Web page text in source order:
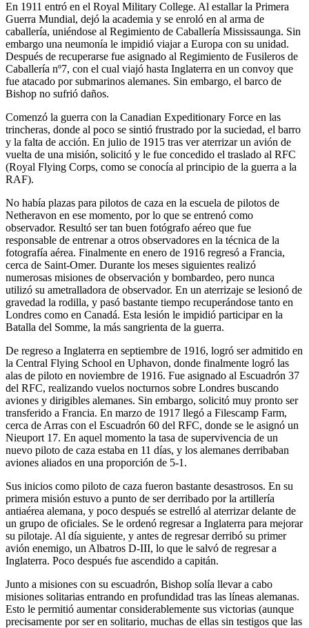
En 1911 entró en el Royal Military College. Al estallar la Primera
Guerra Mundial, dejó la academia y se enroló en al arma de
caballería, uniéndose al Regimiento de Caballería Mississaunga. Sin
embargo una neumonía le impidió viajar a Europa con su unidad.
Después de recuperarse fue asignado al Regimiento de Fusileros de
Caballería nº7, con el cual viajó hasta Inglaterra en un convoy que
fue atacado por submarinos alemanes. Sin embargo, el barco de
Bishop no sufrió daños.
Comenzó la guerra con la Canadian Expeditionary Force en las
trincheras, donde al poco se sintió frustrado por la suciedad, el barro
y la falta de acción. En julio de 1915 tras ver aterrizar un avión de
vuelta de una misión, solicitó y le fue concedido el traslado al RFC
(Royal Flying Corps, como se conocía al principio de la guerra a la
RAF).
No había plazas para pilotos de caza en la escuela de pilotos de
Netheravon en ese momento, por lo que se entrenó como
observador. Resultó ser tan buen fotógrafo aéreo que fue
responsable de entrenar a otros observadores en la técnica de la
fotografía aérea. Finalmente en enero de 1916 regresó a Francia,
cerca de Saint-Omer. Durante los meses siguientes realizó
numerosas misiones de observación y bombardeo, pero nunca
utilizó su ametralladora de observador. En un aterrizaje se lesionó de
gravedad la rodilla, y pasó bastante tiempo recuperándose tanto en
Londres como en Canadá. Esta lesión le impidió participar en la
Batalla del Somme, la más sangrienta de la guerra.
De regreso a Inglaterra en septiembre de 1916, logró ser admitido en
la Central Flying School en Uphavon, donde finalmente logró las
alas de piloto en noviembre de 1916. Fue asignado al Escuadrón 37
del RFC, realizando vuelos nocturnos sobre Londres buscando
aviones y dirigibles alemanes. Sin embargo, solicitó muy pronto ser
transferido a Francia. En marzo de 1917 llegó a Filescamp Farm,
cerca de Arras con el Escuadrón 60 del RFC, donde se le asignó un
Nieuport 17. En aquel momento la tasa de supervivencia de un
nuevo piloto de caza estaba en 11 días, y los alemanes derribaban
aviones aliados en una proporción de 5-1.
Sus inicios como piloto de caza fueron bastante desastrosos. En su
primera misión estuvo a punto de ser derribado por la artillería
antiaérea alemana, y poco después se estrelló al aterrizar delante de
un grupo de oficiales. Se le ordenó regresar a Inglaterra para mejorar
su pilotaje. Al día siguiente, y antes de regresar derribó su primer
avión enemigo, un Albatros D-III, lo que le salvó de regresar a
Inglaterra. Poco después fue ascendido a capitán.
Junto a misiones con su escuadrón, Bishop solía llevar a cabo
misiones solitarias entrando en profundidad tras las líneas alemanas.
Esto le permitió aumentar considerablemente sus victorias (aunque
precisamente por ser en solitario, muchas de ellas sin testigos que las